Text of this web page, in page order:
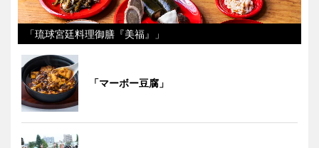
「琉球宮廷料理御膳『美福』」
「マーボー豆腐」